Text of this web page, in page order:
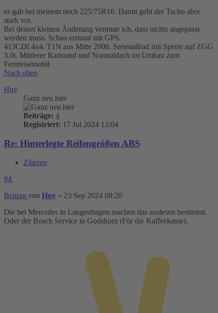
es gab bei meinem noch 225/75R16. Damit geht der Tacho aber
stark vor.
Bei deiner kleinen Änderung vermute ich, dass nichts angepasst
werden muss. Schau erstmal mit GPS.
413CDI 4x4. T1N aus Mitte 2006. Serienallrad mit Sperre auf ZGG
3.0t. Mittlerer Radstand und Normaldach im Umbau zum
Fernreisemobil
Nach oben
Huy
Ganz neu hier
Beiträge: 4
Registriert: 17 Jul 2024 13:04
Re: Hinterlegte Reifengrößen ABS
Zitieren
#4
Beitrag von Huy » 23 Sep 2024 08:20
Die bei Mercedes in Langenhagen machen das auslesen bestimmt.
Oder der Bosch Service in Godshorn (Für die Kaffeekasse).